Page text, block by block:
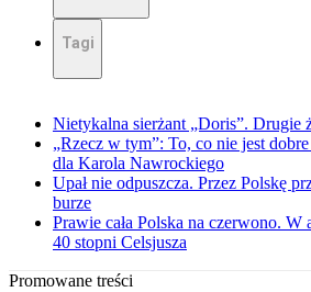
Tagi
Nietykalna sierżant „Doris”. Drugie
„Rzecz w tym”: To, co nie jest
dla Karola Nawrockiego
Upał nie odpuszcza. Przez Polskę
burze
Prawie cała Polska na czerwono. W
40 stopni Celsjusza
Promowane treści